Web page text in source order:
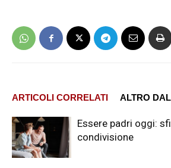
ARTICOLI CORRELATI ALTRO
Essere padri oggi:
condivisione